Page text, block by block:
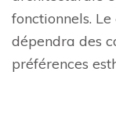
fonctionnels.
dépendra des
préférences